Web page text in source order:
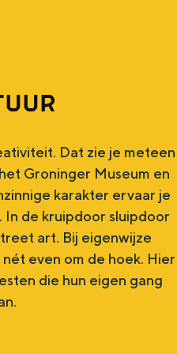
Dat zie je meteen
Groninger Museum en
karakter ervaar je
In de kruipdoor sluipdoor
art. Bij eigenwijze
even om de hoek. Hier
die hun eigen gang